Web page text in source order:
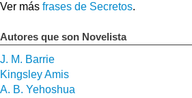
Ver más frases de Secretos.
Autores que son Novelista
J. M. Barrie
Kingsley Amis
A. B. Yehoshua